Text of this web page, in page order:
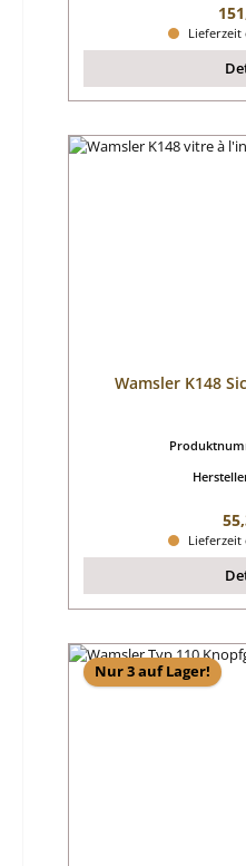
Lieferzeit
Wamsler K148
Lieferzeit
Nur 3 auf Lager!